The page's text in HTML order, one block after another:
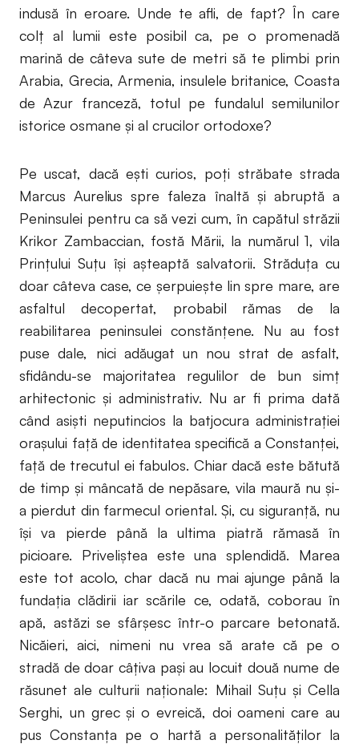
indusă în eroare. Unde te afli, de fapt? În care
colţ al lumii este posibil ca, pe o promenadă
marină de câteva sute de metri să te plimbi prin
Arabia, Grecia, Armenia, insulele britanice, Coasta
de Azur franceză, totul pe fundalul semilunilor
istorice osmane şi al crucilor ortodoxe?
Pe uscat, dacă ești curios, poți străbate strada
Marcus Aurelius spre faleza înaltă și abruptă a
Peninsulei pentru ca să vezi cum, în capătul străzii
Krikor Zambaccian, fostă Mării, la numărul 1, vila
Prințului Suțu își așteaptă salvatorii. Străduța cu
doar câteva case, ce șerpuiește lin spre mare, are
asfaltul decopertat, probabil rămas de la
reabilitarea peninsulei constănțene. Nu au fost
puse dale, nici adăugat un nou strat de asfalt,
sfidându-se majoritatea regulilor de bun simţ
arhitectonic şi administrativ. Nu ar fi prima dată
când asişti neputincios la batjocura administraţiei
oraşului faţă de identitatea specifică a Constanţei,
faţă de trecutul ei fabulos. Chiar dacă este bătută
de timp și mâncată de nepăsare, vila maură nu și-
a pierdut din farmecul oriental. Și, cu siguranță, nu
își va pierde până la ultima piatră rămasă în
picioare. Priveliștea este una splendidă. Marea
este tot acolo, char dacă nu mai ajunge până la
fundația clădirii iar scările ce, odată, coborau în
apă, astăzi se sfârșesc într-o parcare betonată.
Nicăieri, aici, nimeni nu vrea să arate că pe o
stradă de doar câţiva paşi au locuit două nume de
răsunet ale culturii naţionale: Mihail Suţu şi Cella
Serghi, un grec şi o evreică, doi oameni care au
pus Constanţa pe o hartă a personalităţilor la